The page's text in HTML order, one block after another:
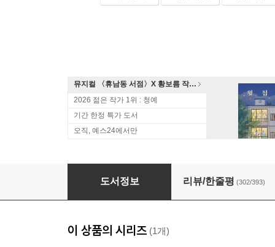
뮤지컬 〈휴남동 서점〉X 황보름 작가 북토크
2026 젊은 작가 1위 : 청예
기간 한정 특가 도서
오직, 예스24에서만
미 비포 유 Me Before You
도서정보 리뷰/한줄평 (302/393)
이 상품의 시리즈 (1개)